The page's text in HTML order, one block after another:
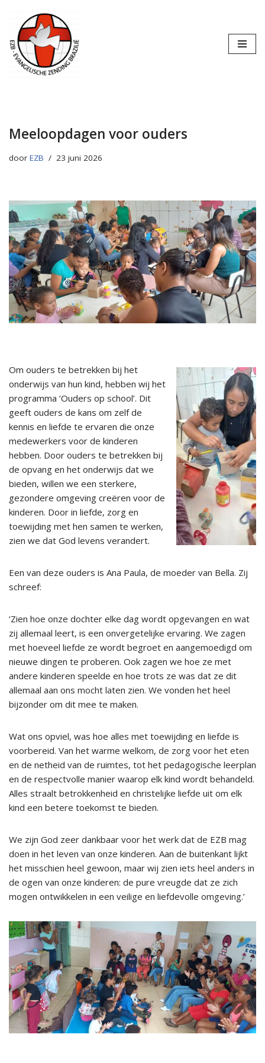
Ga
naar
de
inhoud
Meeloopdagen voor ouders
door EZB 23 juni 2026
Om ouders te betrekken bij het
onderwijs van hun kind, hebben wij het
programma ‘Ouders op school’. Dit
geeft ouders de kans om zelf de
kennis en liefde te ervaren die onze
medewerkers voor de kinderen
hebben. Door ouders te betrekken bij
de opvang en het onderwijs dat we
bieden, willen we een sterkere,
gezondere omgeving creëren voor de
kinderen. Door in liefde, zorg en
toewijding met hen samen te werken,
zien we dat God levens verandert.
Een van deze ouders is Ana Paula, de moeder van Bella. Zij
schreef:
‘Zien hoe onze dochter elke dag wordt opgevangen en wat
zij allemaal leert, is een onvergetelijke ervaring. We zagen
met hoeveel liefde ze wordt begroet en aangemoedigd om
nieuwe dingen te proberen. Ook zagen we hoe ze met
andere kinderen speelde en hoe trots ze was dat ze dit
allemaal aan ons mocht laten zien. We vonden het heel
bijzonder om dit mee te maken.
Wat ons opviel, was hoe alles met toewijding en liefde is
voorbereid. Van het warme welkom, de zorg voor het eten
en de netheid van de ruimtes, tot het pedagogische leerplan
en de respectvolle manier waarop elk kind wordt behandeld.
Alles straalt betrokkenheid en christelijke liefde uit om elk
kind een betere toekomst te bieden.
We zijn God zeer dankbaar voor het werk dat de EZB mag
doen in het leven van onze kinderen. Aan de buitenkant lijkt
het misschien heel gewoon, maar wij zien iets heel anders in
de ogen van onze kinderen: de pure vreugde dat ze zich
mogen ontwikkelen in een veilige en liefdevolle omgeving.’